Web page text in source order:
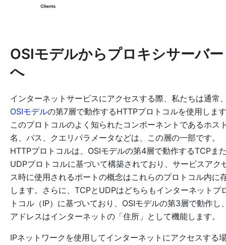
OSIモデルからプロキシサーバー
へ
インターネットサービスにアクセスする際、私たちは通常
OSIモデルの第7層で動作するHTTPプロトコルを使用しま
このプロトコルのよく知られたコンポーネントであるホス
名、パス、クエリパラメータなどは、この層の一部です。
HTTPプロトコルは、OSIモデルの第4層で動作するTCPま
UDPプロトコルに基づいて構築されており、サービスアク
ス時に使用されるポートの概念はこれらのプロトコル内に
します。さらに、TCPとUDPはどちらもインターネットプ
トコル（IP）に基づいており、OSIモデルの第3層で動作し
アドレスはインターネットの「住所」として機能します。
IPネットワークを使用してインターネットにアクセスする